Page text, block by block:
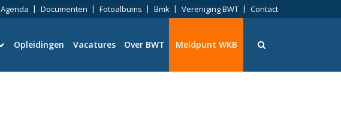
Agenda Documenten Fotoalbums Bmk Vereniging BWT Contact
Opleidingen Vacatures Over BWT Meldpunt WKB